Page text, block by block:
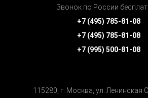
Звонок по России
+7 (495) 785-81-08
+7 (495) 785-81-08
+7 (995) 500-81-08
115280, г. Москва, ул. Ленинская